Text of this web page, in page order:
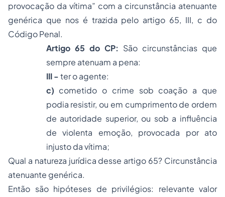
provocação da vítima” com a circunstância atenuante
genérica que nos é trazida pelo artigo 65, III, c do
Código Penal.
Artigo 65 do CP: São circunstâncias que
sempre atenuam a pena:
III -ter o agente:
c) cometido o crime sob coação a que
podia resistir, ou em cumprimento de ordem
de autoridade superior, ou sob a influência
de violenta emoção, provocada por ato
injusto da vítima;
Qual a natureza jurídica desse artigo 65? Circunstância
atenuante genérica.
Então são hipóteses de privilégios: relevante valor